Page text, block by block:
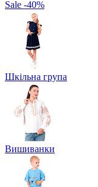
Sale -40%
Шкільна група
Вишиванки